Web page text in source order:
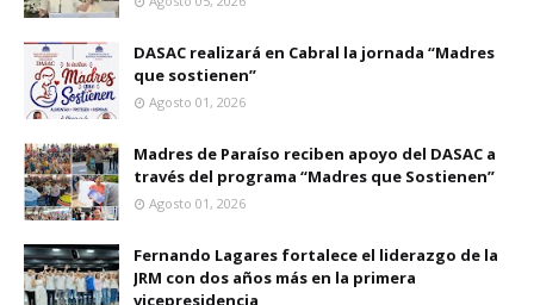
DASAC realizará en Cabral la jornada “Madres
que sostienen”
Agosto 01, 2026
Madres de Paraíso reciben apoyo del DASAC a
través del programa “Madres que Sostienen”
Agosto 01, 2026
Fernando Lagares fortalece el liderazgo de la
JRM con dos años más en la primera
vicepresidencia